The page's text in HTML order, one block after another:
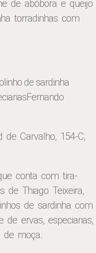
de abóbora e queijo
torradinhas com
de sardinha
Fernando
de Carvalho, 154-C,
conta com tira-
de Thiago Teixeira,
de sardinha com
de ervas, especiarias,
de moça.